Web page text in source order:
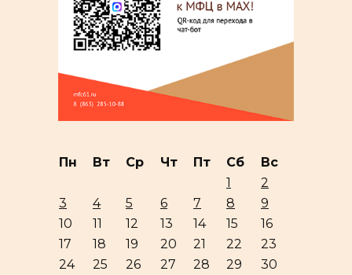
Пн Вт Ср Чт Пт Сб
Вс
1
2
3
4 5 6 7 8
9
10
11 12 13 14 15
16
17
18 19 20 21 22
23
24
25 26 27 28 29
30